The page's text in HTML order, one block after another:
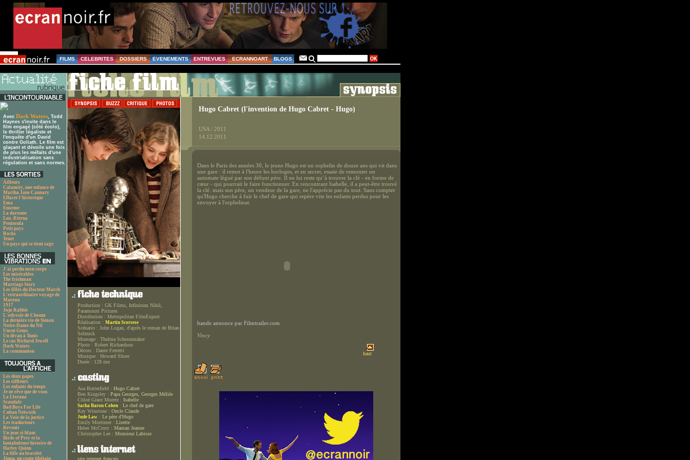
FILMS CELEBRITES DOSSIERS EVENEMENTS ENTREVUES ECRANNOART BLOGS
Avec Dark Waters, Todd
Haynes s'invite dans le
film engagé (côté écolo),
le thriller légaliste et
l'enquête d'un David
contre Goliath. Le film est
glaçant et dévoile une fois
de plus les méfaits d'une
industrialisation sans
régulation et sans normes.
Ailleurs
Calamity, une enfance de
Martha Jane Cannary
Effacer l'historique
Ema
Enorme
La daronne
Lux Æterna
Peninsula
Petit pays
Rocks
Tenet
Un pays qui se tient sage
J'ai perdu mon corps
Les misérables
The Irishman
Marriage Story
Les filles du Docteur March
L'extraordinaire voyage de
Marona
1917
Jojo Rabbit
L'odyssée de Choum
La dernière vie de Simon
Notre-Dame du Nil
Uncut Gems
Un divan à Tunis
Le cas Richard Jewell
Dark Waters
La communion
Les deux papes
Les siffleurs
Les enfants du temps
Je ne rêve que de vous
La Llorana
Scandale
Bad Boys For Life
Cuban Network
La Voie de la justice
Les traducteurs
Revenir
Un jour si blanc
Birds of Prey et la
fantabuleuse histoire de
Harley Quinn
La fille au bracelet
Jinpa, un conte tibétain
Production : GK Films, Infinitum Nihil,
Paramount Pictures
Distribution : Metropolitan FilmExport
Réalisation : Martin Scorsese
Scénario : John Logan, d'après le roman de Brian
Selznick
Montage : Thelma Schoonmaker
Photo : Robert Richardson
Décors : Dante Ferretti
Musique : Howard Shore
Durée : 128 mn
Asa Butterfield : Hugo Cabret
Ben Kingsley : Papa Georges, Georges Méliès
Chloë Grace Moretz : Isabelle
Sacha Baron Cohen : Le chef de gare
Ray Winstone : Oncle Claude
Jude Law : Le père d'Hugo
Emily Mortimer : Lisette
Helen McCrory : Maman Jeanne
Christopher Lee : Monsieur Labisse
site internet français
Hugo Cabret (l'invention de Hugo Cabret - Hugo)
USA / 2011
14.12.2011
Dans le Paris des années 30, le jeune Hugo est un orphelin de douze ans qui vit dans
une gare : il remet à l'heure les horloges, et en secret, essaie de remonter un
automate légué par son défunt père. Il ne lui reste qu’à trouver la clé - en forme de
cœur - qui pourrait le faire fonctionner. En rencontrant Isabelle, il a peut-être trouvé
la clé. mais son père, un vendeur de la gare, ne l'apprécie pas du tout. Sans compter
qu'Hugo cherche à fuir le chef de gare qui repère vite les enfants perdus pour les
envoyer à l'orphelinat.
bande annonce par Filmtrailer.com
Vincy
haut